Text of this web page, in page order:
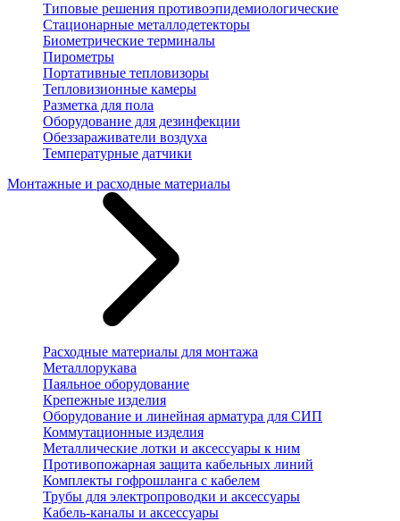
Типовые решения противоэпидемиологические
Стационарные металлодетекторы
Биометрические терминалы
Пирометры
Портативные тепловизоры
Тепловизионные камеры
Разметка для пола
Оборудование для дезинфекции
Обеззараживатели воздуха
Температурные датчики
Монтажные и расходные материалы
Расходные материалы для монтажа
Металлорукава
Паяльное оборудование
Крепежные изделия
Оборудование и линейная арматура для СИП
Коммутационные изделия
Металлические лотки и аксессуары к ним
Противопожарная защита кабельных линий
Комплекты гофрошланга с кабелем
Трубы для электропроводки и аксессуары
Кабель-каналы и аксессуары